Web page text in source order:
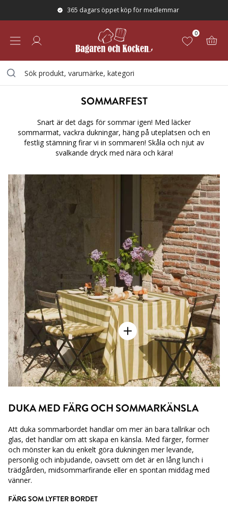
365 dagars öppet köp för medlemmar
0
MIDSOMMAR
SOMMARFEST
Snart är det dags för sommar igen! Med läcker
sommarmat, vackra dukningar, häng på uteplatsen och en
festlig stämning firar vi in sommaren! Skåla och njut av
svalkande dryck med nära och kära!
DUKA MED FÄRG OCH SOMMARKÄNSLA
Att duka sommarbordet handlar om mer än bara tallrikar och
glas, det handlar om att skapa en känsla. Med färger, former
och mönster kan du enkelt göra dukningen mer levande,
personlig och inbjudande, oavsett om det är en lång lunch i
trädgården, midsommarfirande eller en spontan middag med
vänner.
FÄRG SOM LYFTER BORDET